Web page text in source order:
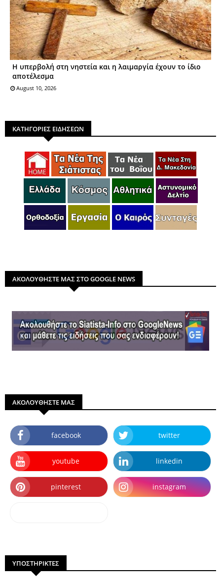
Η υπερβολή στη νηστεία και η λαιμαργία έχουν το ίδιο
αποτέλεσμα
August 10, 2026
ΚΑΤΗΓΟΡΙΕΣ ΕΙΔΗΣΕΩΝ
ΑΚΟΛΟΥΘΗΣΤΕ ΜΑΣ ΣΤΟ GOOGLE NEWS
ΑΚΟΛΟΥΘΗΣΤΕ ΜΑΣ
facebook twitter
youtube linkedin
pinterest instagram
ΥΠΟΣΤΗΡΙΚΤΕΣ